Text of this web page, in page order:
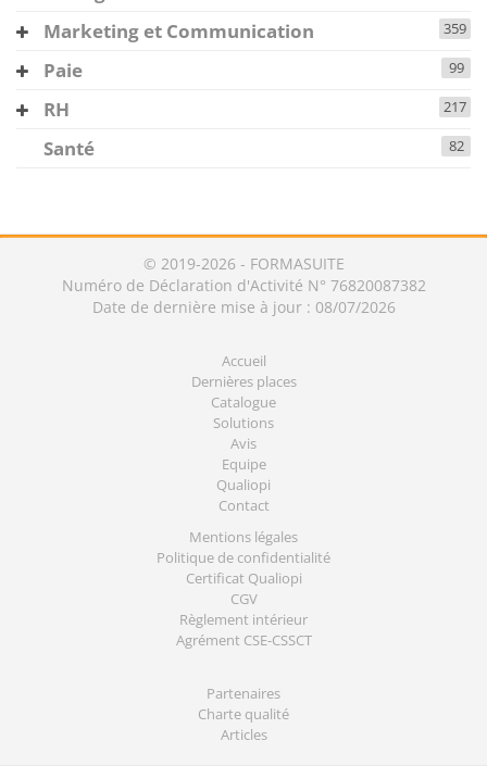
Marketing et Communication 359
Paie 99
RH 217
Santé 82
© 2019-2026 - FORMASUITE
Numéro de Déclaration d'Activité N° 76820087382
Date de dernière mise à jour : 08/07/2026
Accueil
Dernières places
Catalogue
Solutions
Avis
Equipe
Qualiopi
Contact
Mentions légales
Politique de confidentialité
Certificat Qualiopi
CGV
Règlement intérieur
Agrément CSE-CSSCT
Partenaires
Charte qualité
Articles